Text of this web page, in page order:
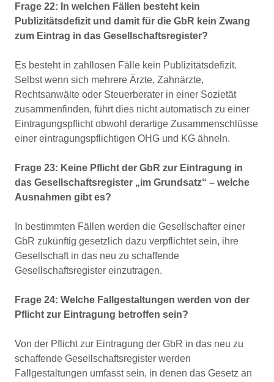
Frage 22: In welchen Fällen besteht kein
Publizitätsdefizit und damit für die GbR kein Zwang
zum Eintrag in das Gesellschaftsregister?
Es besteht in zahllosen Fälle kein Publizitätsdefizit.
Selbst wenn sich mehrere Ärzte, Zahnärzte,
Rechtsanwälte oder Steuerberater in einer Sozietät
zusammenfinden, führt dies nicht automatisch zu einer
Eintragungspflicht obwohl derartige Zusammenschlüsse
einer eintragungspflichtigen OHG und KG ähneln.
Frage 23: Keine Pflicht der GbR zur Eintragung in
das Gesellschaftsregister „im Grundsatz“ – welche
Ausnahmen gibt es?
In bestimmten Fällen werden die Gesellschafter einer
GbR zukünftig gesetzlich dazu verpflichtet sein, ihre
Gesellschaft in das neu zu schaffende
Gesellschaftsregister einzutragen.
Frage 24: Welche Fallgestaltungen werden von der
Pflicht zur Eintragung betroffen sein?
Von der Pflicht zur Eintragung der GbR in das neu zu
schaffende Gesellschaftsregister werden
Fallgestaltungen umfasst sein, in denen das Gesetz an